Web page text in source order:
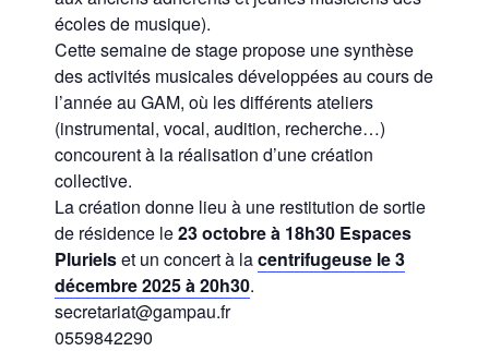
écoles de musique).
Cette semaine de stage propose une synthèse
des activités musicales développées au cours de
l’année au GAM, où les différents ateliers
(instrumental, vocal, audition, recherche…)
concourent à la réalisation d’une création
collective.
La création donne lieu à une restitution de sortie
de résidence le23 octobre à 18h30 Espaces
Plurielset un concert à lacentrifugeuse le 3
décembre 2025 à 20h30.
secretariat@gampau.fr
0559842290